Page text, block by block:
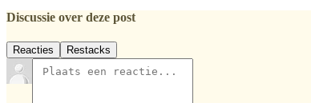
Discussie over deze post
Reacties Restacks